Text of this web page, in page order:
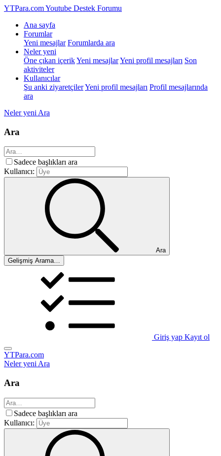
YTPara.comYoutube Destek Forumu
Ana sayfa
Forumlar
Yeni mesajlar Forumlarda ara
Neler yeni
Öne çıkan içerikYeni mesajlarYeni profil mesajları Son
aktiviteler
Kullanıcılar
Şu anki ziyaretçilerYeni profil mesajları Profil mesajlarında
ara
Neler yeni Ara
Ara
Sadece başlıkları ara
Kullanıcı:
Ara
Gelişmiş Arama…
Giriş yap Kayıt ol
YTPara.com
Neler yeniAra
Ara
Sadece başlıkları ara
Kullanıcı: